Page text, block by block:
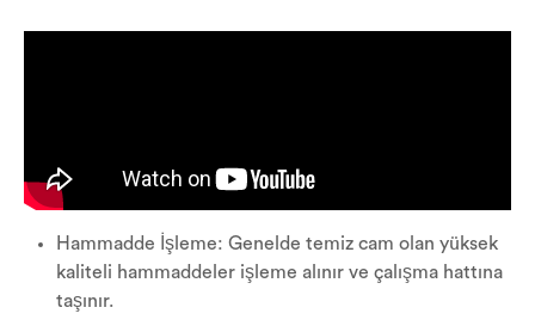
Hammadde İşleme: Genelde temiz cam olan yüksek
kaliteli hammaddeler işleme alınır ve çalışma hattına
taşınır.